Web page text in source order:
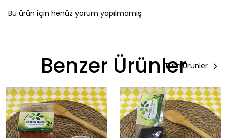
Bu ürün için henüz yorum yapılmamış.
Benzer ÜrünlerTüm Ürünler